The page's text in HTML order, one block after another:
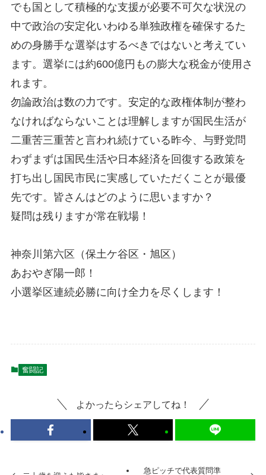
でも国として積極的な支援が必要不可欠な状況の
中で政治の安定化いわゆる単独政権を確保するた
めの身勝手な選挙はするべきではないと考えてい
ます。選挙には約600億円もの膨大な税金が使用さ
れます。
勿論政治は数の力です。安定的な政権体制が整わ
なければならないことは理解しますが国民生活が
二重苦三重苦と言われ続けている昨今、与野党問
わずまずは国民生活や日本経済を回復する政策を
打ち出し国民市民に実感していただくことが最優
先です。皆さんはどのように思いますか？
疑問は残りますが常在戦場！
神奈川第六区（保土ケ谷区・旭区）
あおやぎ陽一郎！
小選挙区連続必勝に向け全力を尽くします！
奮闘記
よかったらシェアしてね！
急ピッチで代表質問準